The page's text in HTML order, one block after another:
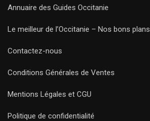
Annuaire des Guides Occitanie
Le meilleur de l’Occitanie – Nos bons plans
Contactez-nous
Conditions Générales de Ventes
Mentions Légales et CGU
Politique de confidentialité